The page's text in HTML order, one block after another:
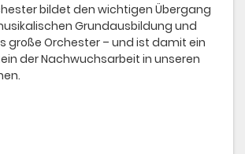
bildet den wichtigen Übergang
Grundausbildung und
große Orchester – und ist damit ein
der Nachwuchsarbeit in unseren